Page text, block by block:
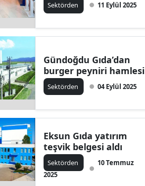
Sektörden 11 Eylül 2025
Gündoğdu Gıda’dan
burger peyniri hamlesi
Sektörden 04 Eylül 2025
Eksun Gıda yatırım
teşvik belgesi aldı
Sektörden
10 Temmuz
2025